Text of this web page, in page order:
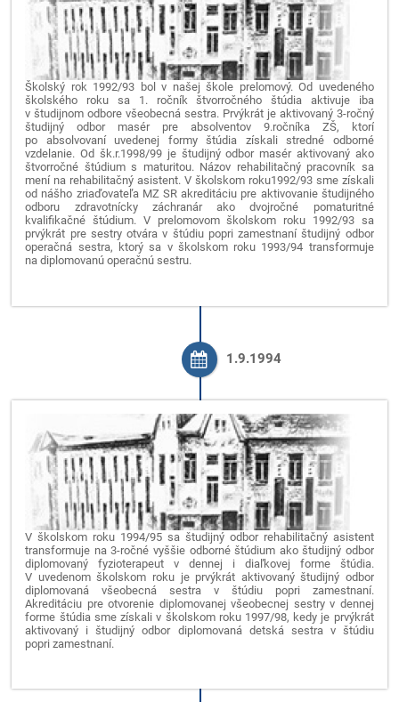
Školský rok 1992/93 bol v našej škole prelomový. Od uvedeného
školského roku sa 1. ročník štvorročného štúdia aktivuje iba
v študijnom odbore všeobecná sestra. Prvýkrát je aktivovaný 3-ročný
študijný odbor masér pre absolventov 9.ročníka ZŠ, ktorí
po absolvovaní uvedenej formy štúdia získali stredné odborné
vzdelanie. Od šk.r.1998/99 je študijný odbor masér aktivovaný ako
štvorročné štúdium s maturitou. Názov rehabilitačný pracovník sa
mení na rehabilitačný asistent. V školskom roku1992/93 sme získali
od nášho zriaďovateľa MZ SR akreditáciu pre aktivovanie študijného
odboru zdravotnícky záchranár ako dvojročné pomaturitné
kvalifikačné štúdium. V prelomovom školskom roku 1992/93 sa
prvýkrát pre sestry otvára v štúdiu popri zamestnaní študijný odbor
operačná sestra, ktorý sa v školskom roku 1993/94 transformuje
na diplomovanú operačnú sestru.
1.9.1994
V školskom roku 1994/95 sa študijný odbor rehabilitačný asistent
transformuje na 3-ročné vyššie odborné štúdium ako študijný odbor
diplomovaný fyzioterapeut v dennej i diaľkovej forme štúdia.
V uvedenom školskom roku je prvýkrát aktivovaný študijný odbor
diplomovaná všeobecná sestra v štúdiu popri zamestnaní.
Akreditáciu pre otvorenie diplomovanej všeobecnej sestry v dennej
forme štúdia sme získali v školskom roku 1997/98, kedy je prvýkrát
aktivovaný i študijný odbor diplomovaná detská sestra v štúdiu
popri zamestnaní.